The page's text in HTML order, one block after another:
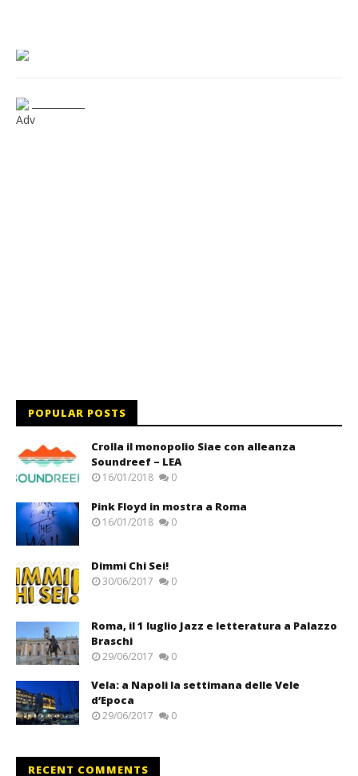
Adv
POPULAR POSTS
Crolla il monopolio Siae con alleanza
Soundreef – LEA
16/01/2018 0
Pink Floyd in mostra a Roma
16/01/2018 0
Dimmi Chi Sei!
30/06/2017 0
Roma, il 1 luglio Jazz e letteratura a Palazzo
Braschi
29/06/2017 0
Vela: a Napoli la settimana delle Vele
d’Epoca
29/06/2017 0
RECENT COMMENTS